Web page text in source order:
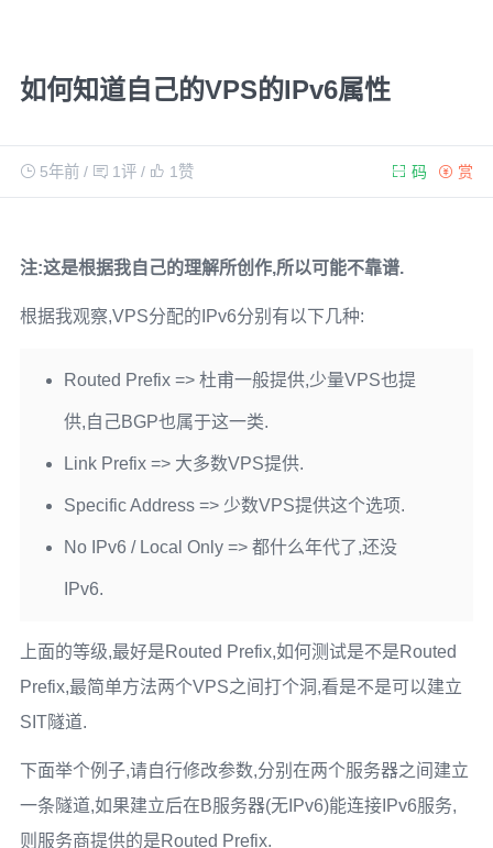
如何知道自己的VPS的IPv6属性
5年前/ 1评/ 1 赞 赏
码
注:这是根据我自己的理解所创作,所以可能不靠谱.
根据我观察,VPS分配的IPv6分别有以下几种:
Routed Prefix => 杜甫一般提供,少量VPS也提
供,自己BGP也属于这一类.
Link Prefix => 大多数VPS提供.
Specific Address => 少数VPS提供这个选项.
No IPv6 / Local Only => 都什么年代了,还没
IPv6.
上面的等级,最好是Routed Prefix,如何测试是不是Routed
Prefix,最简单方法两个VPS之间打个洞,看是不是可以建立
SIT隧道.
下面举个例子,请自行修改参数,分别在两个服务器之间建立
一条隧道,如果建立后在B服务器(无IPv6)能连接IPv6服务,
则服务商提供的是Routed Prefix.